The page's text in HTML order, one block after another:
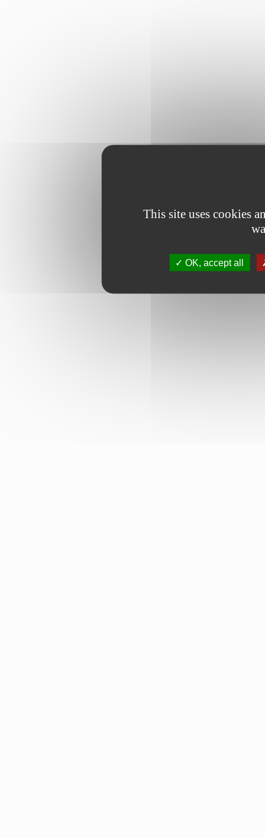
This site uses cookies
OK, accept all